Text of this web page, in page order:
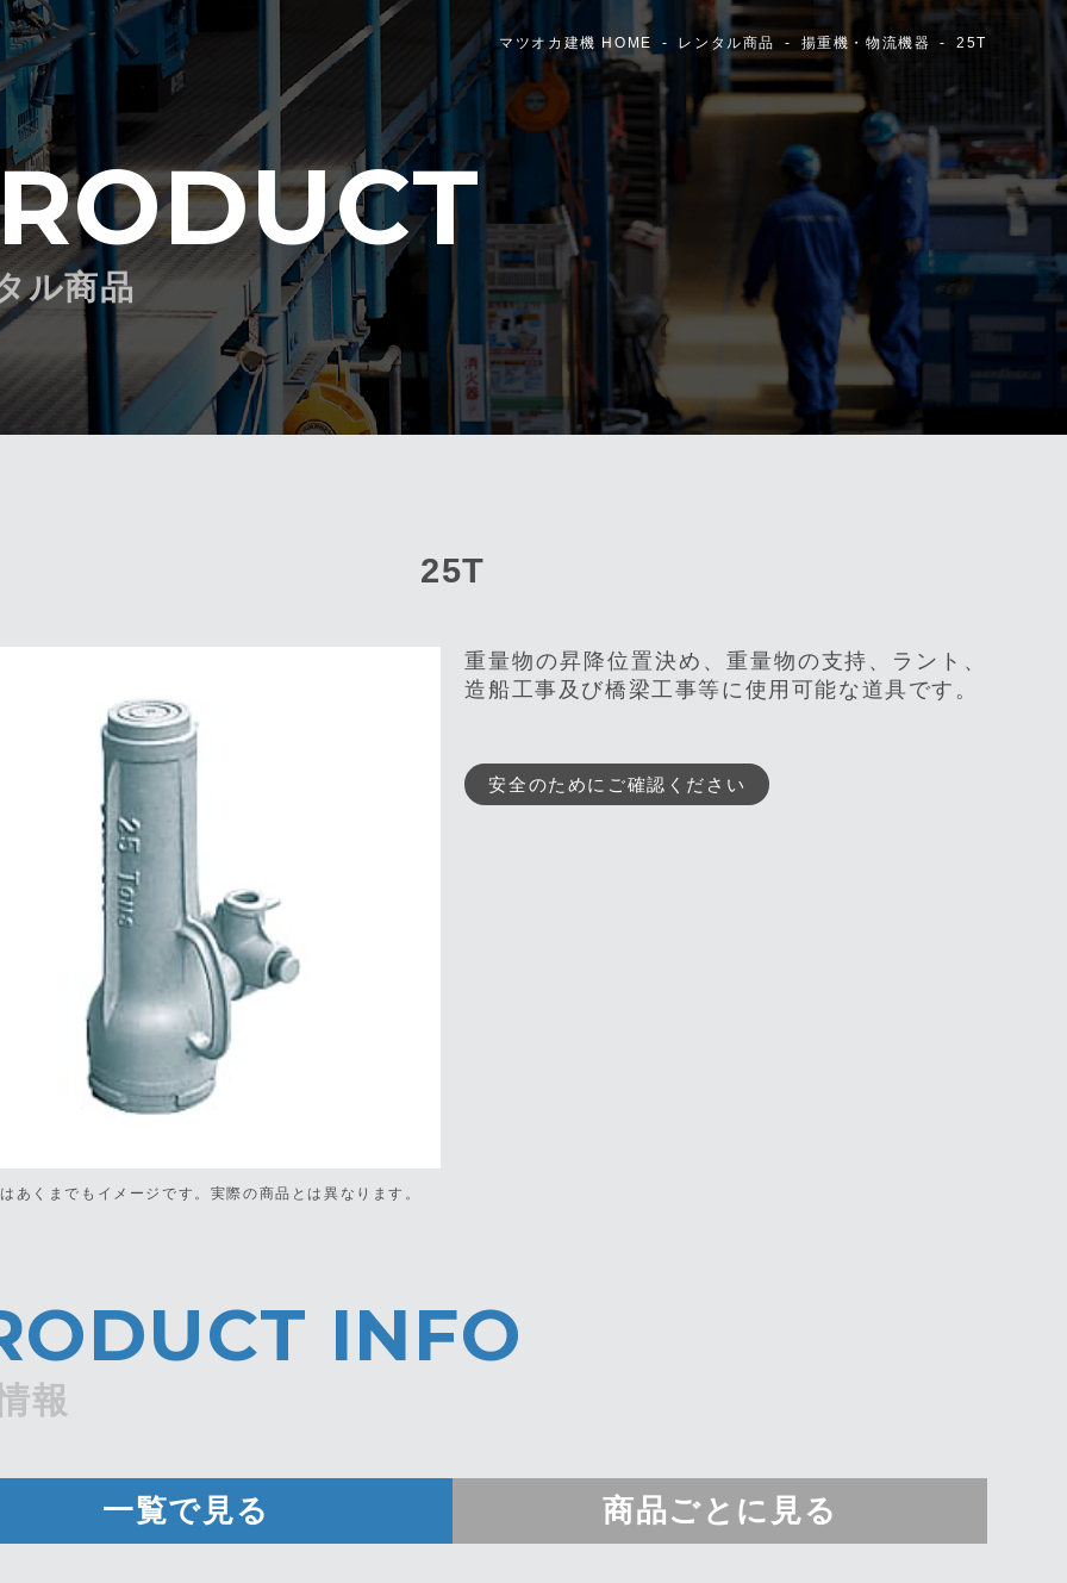
マツオカ建機 HOME レンタル商品 揚重機・物流機器 25T
ル商品
25T
あくまでもイメージです。 実際の商品とは異なります。
重量物の昇降位置決め、重量物の支持、ラント、
造船工事及び橋梁工事等に使用可能な道具です。
安全のためにご確認ください
INFO
報
一覧で見る 商品ごとに見る